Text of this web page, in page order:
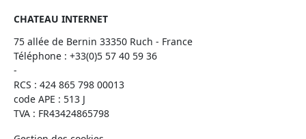
CHATEAU INTERNET
75 allée de Bernin 33350 Ruch - France
Téléphone : +33(0)5 57 40 59 36
-
RCS : 424 865 798 00013
code APE : 513 J
TVA : FR43424865798